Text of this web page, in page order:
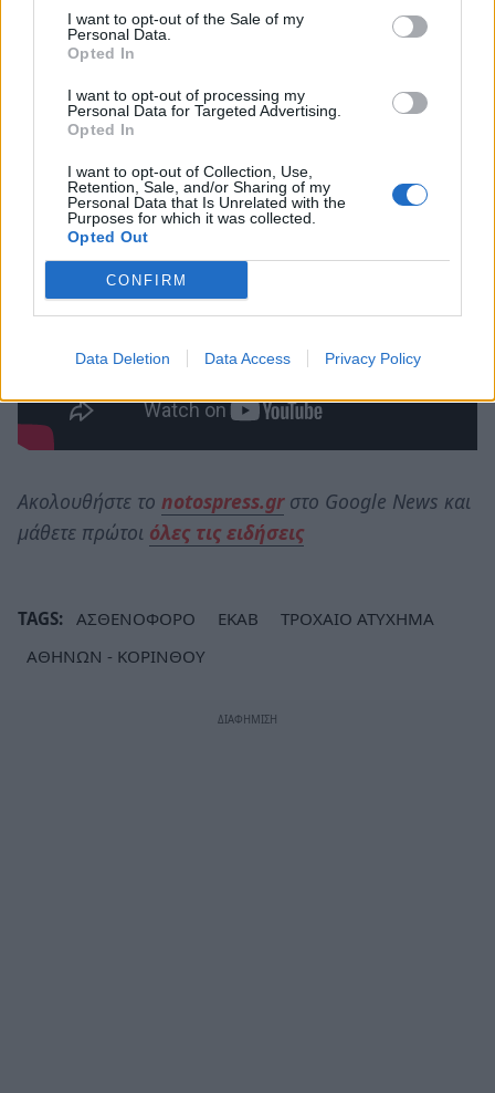
I want to opt-out of the Sale of my
Personal Data.
Opted In
I want to opt-out of processing my
Personal Data for Targeted Advertising.
Opted In
I want to opt-out of Collection, Use,
Retention, Sale, and/or Sharing of my
Personal Data that Is Unrelated with the
Purposes for which it was collected.
Opted Out
CONFIRM
Data Deletion Data Access Privacy Policy
ασθενή στη Νίκαιαχωρίς ευτυχώς να έχει
τραυματιστεί.
Οι διασώστες μεταφέρθηκανπροληπτικάστο
Γενικό Νοσοκομείο Κορίνθου.
Ακολουθήστε το notospress.grστο Google News και
μάθετε πρώτοι όλες τις ειδήσεις
TAGS: ΑΣΘΕΝΟΦΟΡΟ ΕΚΑΒ
ΤΡΟΧΑΙΟ ΑΤΥΧΗΜΑ
ΑΘΗΝΩΝ - ΚΟΡΙΝΘΟΥ